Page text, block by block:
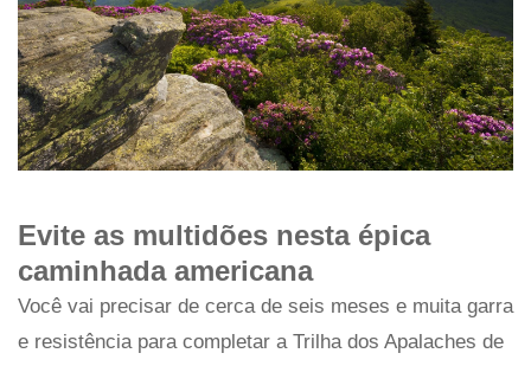
Evite as multidões nesta épica
caminhada americana
Você vai precisar de cerca de seis meses e muita garra
e resistência para completar a Trilha dos Apalaches de